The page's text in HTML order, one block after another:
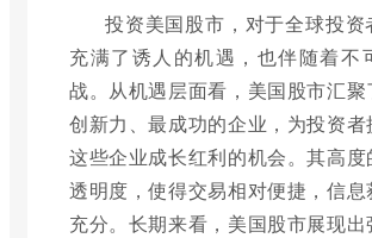
投资美国股市，对于全球投资
充满了诱人的机遇，也伴随着不
战。从机遇层面看，美国股市汇
创新力、最成功的企业，为投资
这些企业成长红利的机会。其高度
透明度，使得交易相对便捷，信息
充分。长期来看，美国股市展现